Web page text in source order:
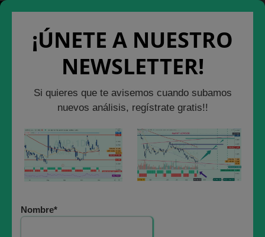
Saltar
ANÁLISIS BURSÁTIL
Las escandalosas
caídas del IBEX 35
HOY y los NIVELES a
vigilar por abajo
¡ÚNETE A NUESTRO
NEWSLETTER!
Si quieres que te avisemos cuando subamos
nuevos análisis, regístrate gratis!!
Nombre*
Cerrar Ventana